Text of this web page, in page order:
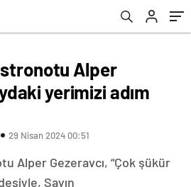
Alper
yerimizi adım
29 Nisan 2024 00:51
Alper Gezeravcı, “Çok şükür
Sayın